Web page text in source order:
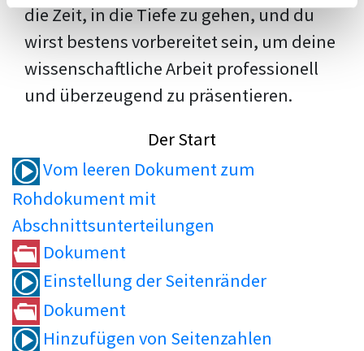
die Zeit, in die Tiefe zu gehen, und du
wirst bestens vorbereitet sein, um deine
wissenschaftliche Arbeit professionell
und überzeugend zu präsentieren.
Der Start
Vom leeren Dokument zum
Rohdokument mit
Abschnittsunterteilungen
Dokument
Einstellung der Seitenränder
Dokument
Hinzufügen von Seitenzahlen